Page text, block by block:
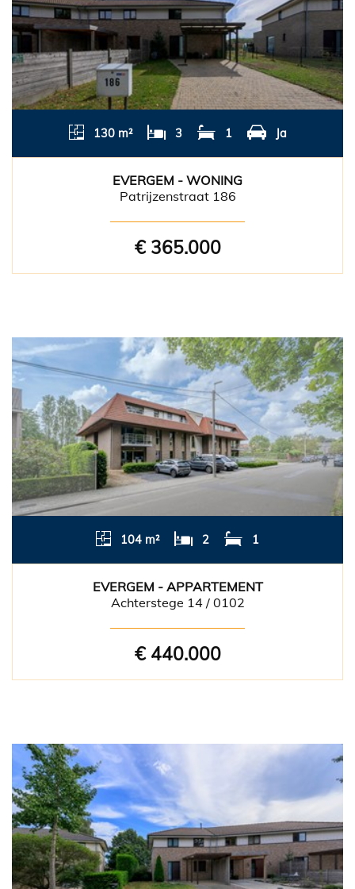
130 m² 3 1 Ja
EVERGEM - WONING
Patrijzenstraat 186
€ 365.000
104 m² 2 1
EVERGEM - APPARTEMENT
Achterstege 14 / 0102
€ 440.000